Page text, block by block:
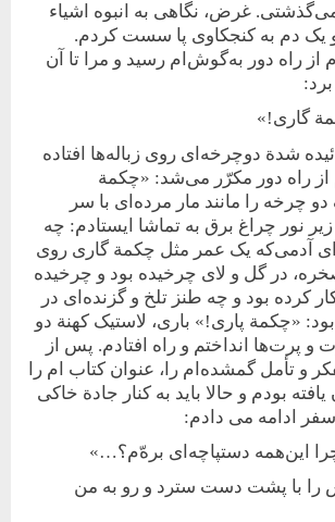
غرض، نگاهی‌‌‌ به‌ انبوه ‌اشیاء
یک‌ دم به کنجکاوی پا سست کردم.
از راه دور به‌‌گوش‌ام رسید و مرا تا آن
گاری!»
شدة دو‌چرخه‌ای روی زباله‌ها افتاده
از راه دور مکرّر می‌شد: «چکمة
چرخه را مانند مار مرده‌ای با سر
نور چراغ برق به تماشا ایستادم: چه
آدمی‌‌‌که یک عمر مثل چکمة گاری روی
در گل و لای چرخیده بود و چرخیده
کرده بود و چه طنز تلخ و گزنده‌ای در
بود: «چکمة پاری!» باری، لاستیک کهنة دو
پرت‌ها انداختم و راه افتادم. پس از
و تأمل گمشده‌ام را، عنوان کتاب ام را
یافته بودم و حالا باید به کنار جادة خاکی
ادامه می دادم:
این‌همه دستپاچه‌ای برهّ‌م؟…»
را با پشت دست سترد و رو به من